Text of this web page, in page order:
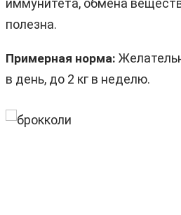
иммунитета, обмена
полезна.
Примерная норма:
в день, до 2 кг в неделю.